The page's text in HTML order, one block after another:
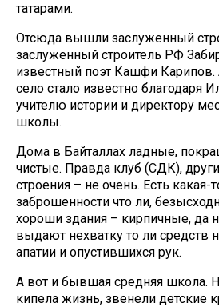
татарами.
Отсюда вышли заслуженный
заслуженный строитель РФ
известный поэт Кашфи Карипов.
село стало известно благодаря
учителю истории и директору
школы.
Дома в Байталлах ладные,
чистые. Правда клуб (СДК),
строения – не очень. Есть какая-
заброшенности что ли,
хороши здания – кирпичные, да
выдают нехватку то ли средств
апатии и опустившихся рук.
А вот и бывшая средняя школа.
кипела жизнь, звенели детские